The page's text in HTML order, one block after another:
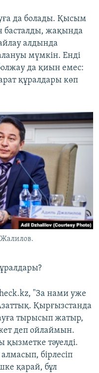
да болады. Қысым
басталды, жақында
алдында
мүмкін. Енді
да қиын емес:
құралдары көп
"За нами уже
Қырғызстанда
тырысып жатыр,
деп ойлаймын.
қызметке тәуелді.
бірлесіп
қарай, бұл